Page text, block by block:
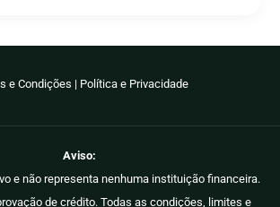
e Condições | Política e Privacidade
Aviso:
e não representa nenhuma instituição financeira.
de crédito. Todas as condições, limites e